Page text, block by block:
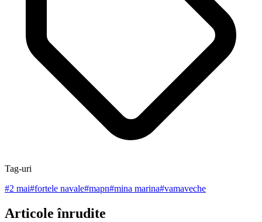
Tag-uri
#2 mai#fortele navale#mapn#mina marina#vamaveche
Articole înrudite